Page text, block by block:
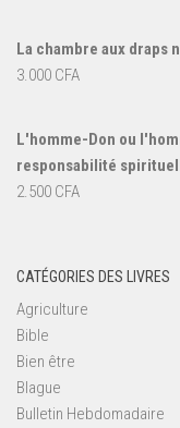
La chambre aux draps
3.000 CFA
L'homme-Don ou
responsabilité
2.500 CFA
CATÉGORIES DES LIVRES
Agriculture
Bible
Bien être
Blague
Bulletin Hebdomadaire